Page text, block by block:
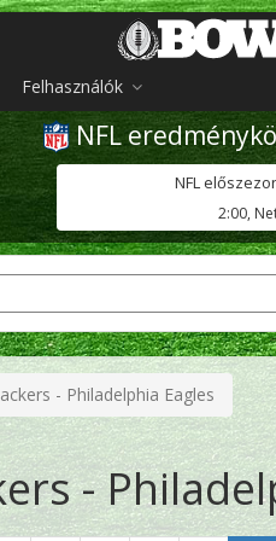
Felhasználók
NFL
NFL
2:00,
- Philadelphia Eagles
-